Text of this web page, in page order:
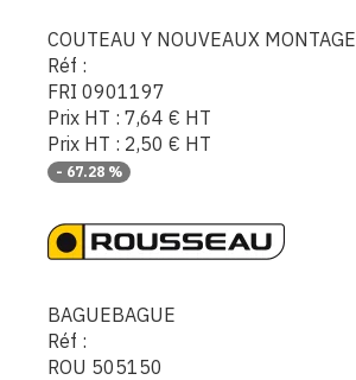
COUTEAU Y NOUVEAUX MONTAGE
Réf :
FRI 0901197
Prix HT : 7,64 € HT
Prix HT : 2,50 € HT
- 67.28 %
BAGUEBAGUE
Réf :
ROU 505150